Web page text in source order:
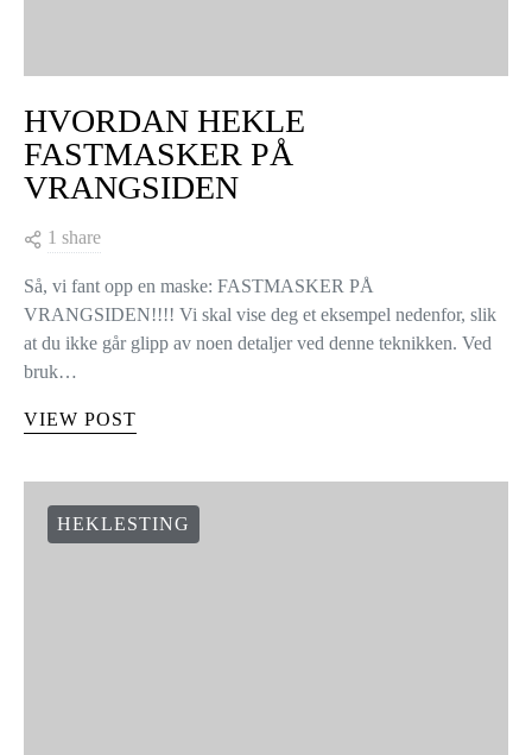
HVORDAN HEKLE
FASTMASKER PÅ
VRANGSIDEN
1 share
Så, vi fant opp en maske: FASTMASKER PÅ
VRANGSIDEN!!!! Vi skal vise deg et eksempel nedenfor, slik
at du ikke går glipp av noen detaljer ved denne teknikken. Ved
bruk…
VIEW POST
HEKLESTING